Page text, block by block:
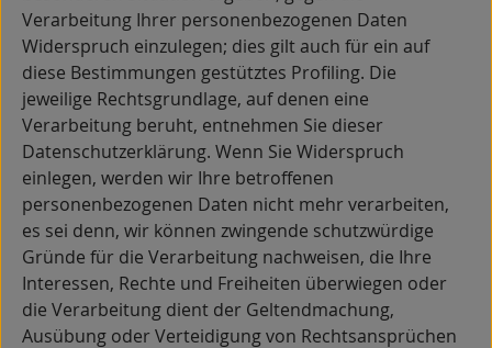
Verarbeitung Ihrer personenbezogenen Daten
Widerspruch einzulegen; dies gilt auch für ein auf
diese Bestimmungen gestütztes Profiling. Die
jeweilige Rechtsgrundlage, auf denen eine
Verarbeitung beruht, entnehmen Sie dieser
Datenschutzerklärung. Wenn Sie Widerspruch
einlegen, werden wir Ihre betroffenen
personenbezogenen Daten nicht mehr verarbeiten,
es sei denn, wir können zwingende schutzwürdige
Gründe für die Verarbeitung nachweisen, die Ihre
Interessen, Rechte und Freiheiten überwiegen oder
die Verarbeitung dient der Geltendmachung,
Ausübung oder Verteidigung von Rechtsansprüchen